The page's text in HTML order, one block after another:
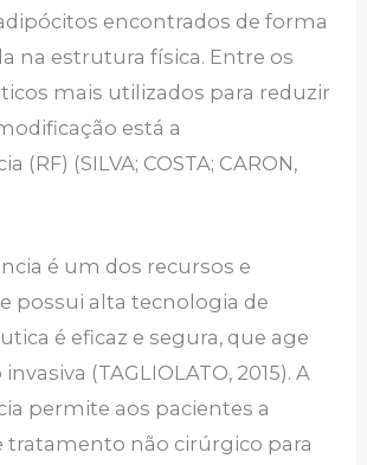
encontrados de forma
na estrutura física. Entre os
mais utilizados para reduzir
está a
(RF) (SILVA; COSTA; CARON,
é um dos recursos e
possui alta tecnologia de
é eficaz e segura, que age
(TAGLIOLATO, 2015). A
permite aos pacientes a
tratamento não cirúrgico para